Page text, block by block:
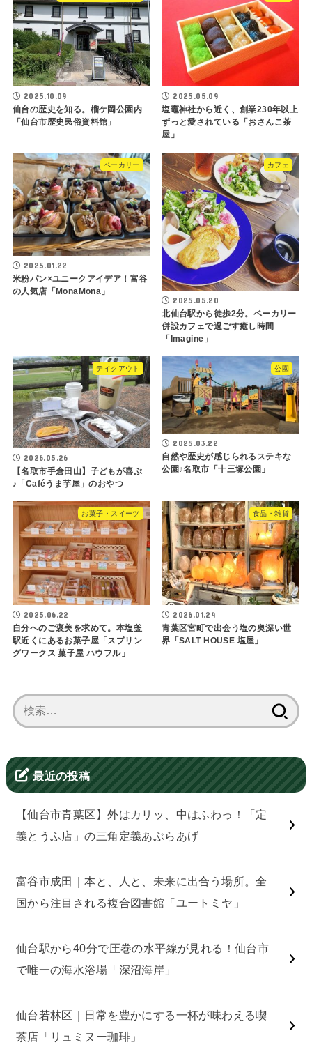
2025.10.09
仙台の歴史を知る。榴ケ岡公園内
「仙台市歴史民俗資料館」
2025.05.09
塩竈神社から近く、創業230年以上
ずっと愛されている「おさんこ茶
屋」
ベーカリー
2025.01.22
米粉パン×ユニークアイデア！富谷
の人気店「MonaMona」
カフェ
2025.05.20
北仙台駅から徒歩2分。ベーカリー
併設カフェで過ごす癒し時間
「Imagine」
テイクアウト
2026.05.26
【名取市手倉田山】子どもが喜ぶ
♪「Caféうま芋屋」のおやつ
公園
2025.03.22
自然や歴史が感じられるステキな
公園♪名取市「十三塚公園」
お菓子・スイーツ
2025.06.22
自分へのご褒美を求めて。本塩釜
駅近くにあるお菓子屋「スプリン
グワークス 菓子屋 ハウフル」
食品・雑貨
2026.01.24
青葉区宮町で出会う塩の奥深い世
界「SALT HOUSE 塩屋」
索:
最近の投稿
【仙台市青葉区】外はカリッ、中はふわっ！「定
義とうふ店」の三角定義あぶらあげ
富谷市成田｜本と、人と、未来に出合う場所。全
国から注目される複合図書館「ユートミヤ」
仙台駅から40分で圧巻の水平線が見れる！仙台市
で唯一の海水浴場「深沼海岸」
仙台若林区｜日常を豊かにする一杯が味わえる喫
茶店「リュミヌー珈琲」